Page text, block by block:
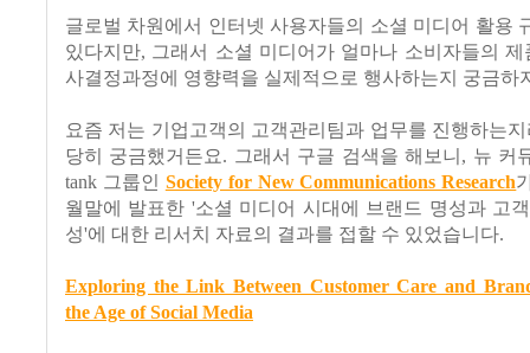
글로벌 차원에서 인터넷 사용자들의 소셜 미디어 활용
있다지만, 그래서 소셜 미디어가 얼마나 소비자들의
사결정과정에 영향력을 실제적으로 행사하는지 궁금하
요즘 저는 기업고객의 고객관리팀과 업무를 진행하는
당히 궁금했거든요. 그래서 구글 검색을 해보니, 뉴 커
tank 그룹인 Society for New Communications Research
월말에 발표한 '소셜 미디어 시대에 브랜드 명성과 고
성'에 대한 리서치 자료의 결과를 접할 수 있었습니다.
Exploring the Link Between Customer Care and
the Age of Social Media